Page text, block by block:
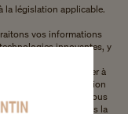
la législation applicable.
vos informations
innovantes, y
pour nous aider à
ou autre information
que vous nous
(comme détaillé dans la